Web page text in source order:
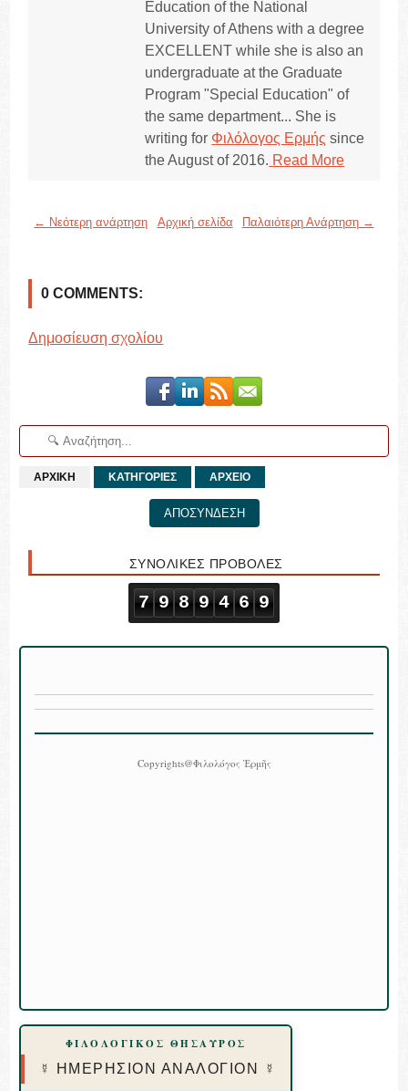
Education of the National
University of Athens with a degree
EXCELLENT while she is also an
undergraduate at the Graduate
Program "Special Education" of
the same department... She is
writing for Φιλόλογος Ερμής since
the August of 2016. Read More
← Νεότερη ανάρτηση Παλαιότερη Ανάρτηση →
Αρχική σελίδα
0 COMMENTS:
Δημοσίευση σχολίου
ΑΡΧΙΚΗ ΚΑΤΗΓΟΡΙΕΣ ΑΡΧΕΙΟ
ΑΠΟΣΥΝΔΕΣΗ
ΣΥΝΟΛΙΚΕΣ ΠΡΟΒΟΛΕΣ
7 9 8 9 4 6 9
Copyrights@Φιλολόγος Ἑρμῆς
ΦΙΛΟΛΟΓΙΚΟΣ ΘΗΣΑΥΡΟΣ
☿ ΗΜΕΡΗΣΙΟΝ ΑΝΑΛΟΓΙΟΝ ☿